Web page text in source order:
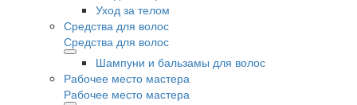
Уход за телом
Средства для волос
Средства для волос
Шампуни и бальзамы для волос
Рабочее место мастера
Рабочее место мастера